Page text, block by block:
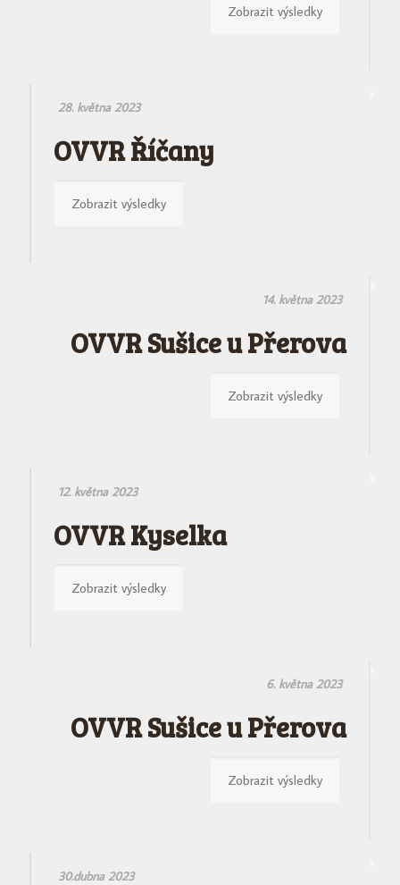
Zobrazit výsledky
28. května 2023
OVVR Říčany
Zobrazit výsledky
14. května 2023
OVVR Sušice u Přerova
Zobrazit výsledky
12. května 2023
OVVR Kyselka
Zobrazit výsledky
6. května 2023
OVVR Sušice u Přerova
Zobrazit výsledky
30.dubna 2023